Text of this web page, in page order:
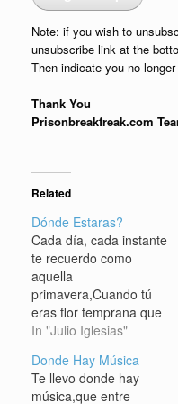
Note: if you wish to
unsubscribe link at the
Then indicate you no
Thank You
Prisonbreakfreak.com
Related
Dónde Estaras?
Cada día, cada instante
te recuerdo como
aquella
primavera,Cuando tú
eras flor temprana que
jugaba a ser mujer por
pregunto si el amor que
nos unió ya no
In "Julio Iglesias"
Donde Hay Música
Te llevo donde hay
música,que entre